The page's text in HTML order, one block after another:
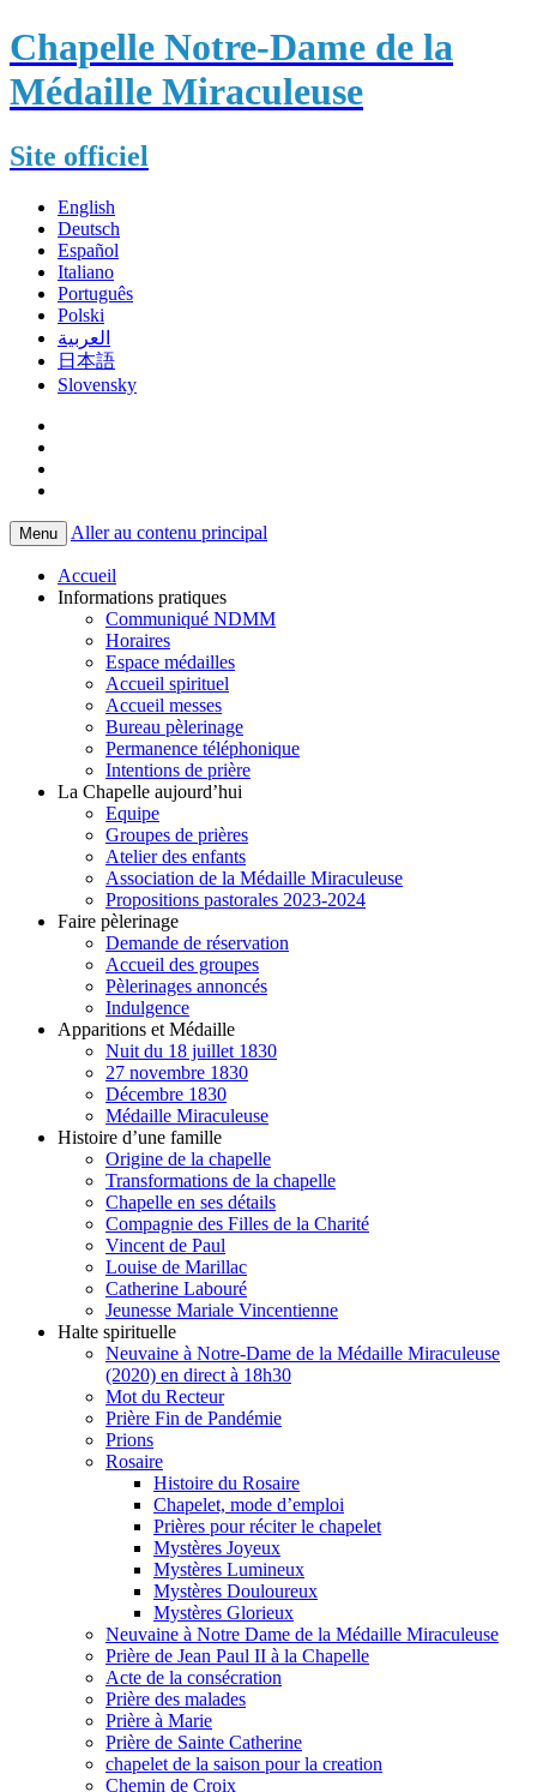
Chapelle Notre-Dame de la
Médaille Miraculeuse
Site officiel
English
Deutsch
Español
Italiano
Português
Polski
العربية
日本語
Slovensky
Menu Aller au contenu principal
Accueil
Informations pratiques
Communiqué NDMM
Horaires
Espace médailles
Accueil spirituel
Accueil messes
Bureau pèlerinage
Permanence téléphonique
Intentions de prière
La Chapelle aujourd’hui
Equipe
Groupes de prières
Atelier des enfants
Association de la Médaille Miraculeuse
Propositions pastorales 2023-2024
Faire pèlerinage
Demande de réservation
Accueil des groupes
Pèlerinages annoncés
Indulgence
Apparitions et Médaille
Nuit du 18 juillet 1830
27 novembre 1830
Décembre 1830
Médaille Miraculeuse
Histoire d’une famille
Origine de la chapelle
Transformations de la chapelle
Chapelle en ses détails
Compagnie des Filles de la Charité
Vincent de Paul
Louise de Marillac
Catherine Labouré
Jeunesse Mariale Vincentienne
Halte spirituelle
Neuvaine à Notre-Dame de la Médaille Miraculeuse
(2020) en direct à 18h30
Mot du Recteur
Prière Fin de Pandémie
Prions
Rosaire
Histoire du Rosaire
Chapelet, mode d’emploi
Prières pour réciter le chapelet
Mystères Joyeux
Mystères Lumineux
Mystères Douloureux
Mystères Glorieux
Neuvaine à Notre Dame de la Médaille Miraculeuse
Prière de Jean Paul II à la Chapelle
Acte de la consécration
Prière des malades
Prière à Marie
Prière de Sainte Catherine
chapelet de la saison pour la creation
Chemin de Croix